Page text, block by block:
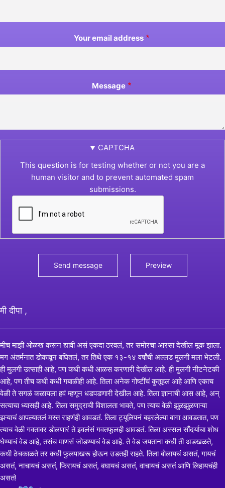
Your email address
Message
CAPTCHA
This question is for testing whether or not you are a
human visitor and to prevent automated spam
submissions.
मी दीपा ,
मीच माझी ओळख करून द्यावी असं एकदा ठरवलं, तर समोरचा आरसा देखील मूक झाला.
मग अंतर्मनात डोकावून बघितलं, तर तिथे एक १३-१४ वर्षांची अल्लड मुलगी मला भेटली.
ही मुलगी उत्साही आहे, पण कधी कधी आळस करणारी देखील आहे. ही मुलगी नीटनेटकी
आहे, पण तीच कधी कधी गबाळीही आहे. तिला अनेक गोष्टींचं कुतूहल आहे आणि एकाच
वेळी ते सगळं कळायला हवं म्हणून धडपडणारी देखील आहे. तिला ज्ञानाची आस आहे, अन्
सत्याचा ध्यासही आहे. तिला समुद्राची विशालता भावते, पण त्याच वेळी झुळझुळणाऱ्या
झऱ्याचं आपल्यातलं मस्त राहणंही आवडतं. तिला ट्यूलिपनं बहरलेल्या बागा आवडतात, पण
त्याच वेळी गवतावर डोलणारं ते इवलंसं गवतफूलही आवडतं. तिला अस्सल सौंदर्याचा शोध
घेण्याचं वेड आहे, तसंच माणसं जोडण्याचं वेड आहे. ते वेड जपताना कधी ती अडखळते,
कधी ठेचकाळते तर कधी फुलपाखरू होऊन उडतही राहते. तिला बोलायचं असतं, गायचं
असतं, नाचायचं असतं, फिरायचं असतं, बघायचं असतं, वाचायचं असतं आणि लिहायचंही
असतं!